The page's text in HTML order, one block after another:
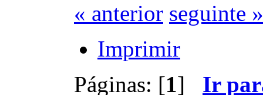
« anterior seguinte »
Imprimir
Páginas: [1] Ir